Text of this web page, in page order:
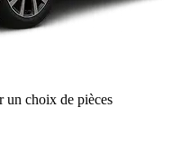
un choix de pièces